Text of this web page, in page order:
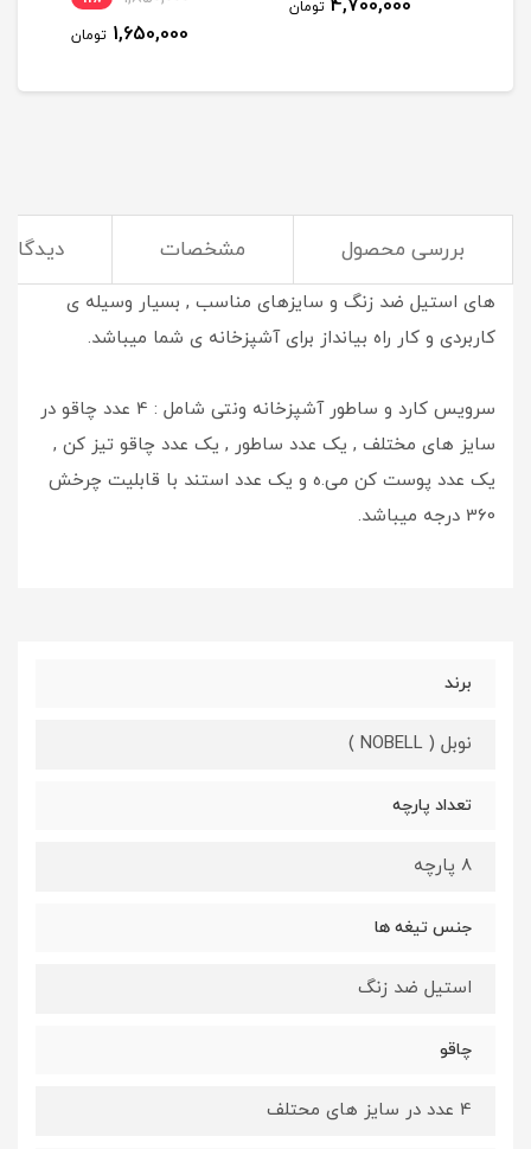
4,700,000 تومان
1,650,000 تومان
بررسی محصول مشخصات
سرویس کارد و ساطور آشپزخانه نوبل با استفاده از تیغه
های استیل ضد زنگ و سایزهای مناسب , بسیار وسیله ی
کاربردی و کار راه بیانداز برای آشپزخانه ی شما میباشد.
سرویس کارد و ساطور آشپزخانه ونتی شامل : 4 عدد چاقو در
سایز های مختلف , یک عدد ساطور , یک عدد چاقو تیز کن ,
یک عدد پوست کن می.ه و یک عدد استند با قابلیت چرخش
360 درجه میباشد.
برند
نوبل ( NOBELL )
تعداد پارچه
8 پارچه
جنس تیغه ها
استیل ضد زنگ
چاقو
4 عدد در سایز های محتلف